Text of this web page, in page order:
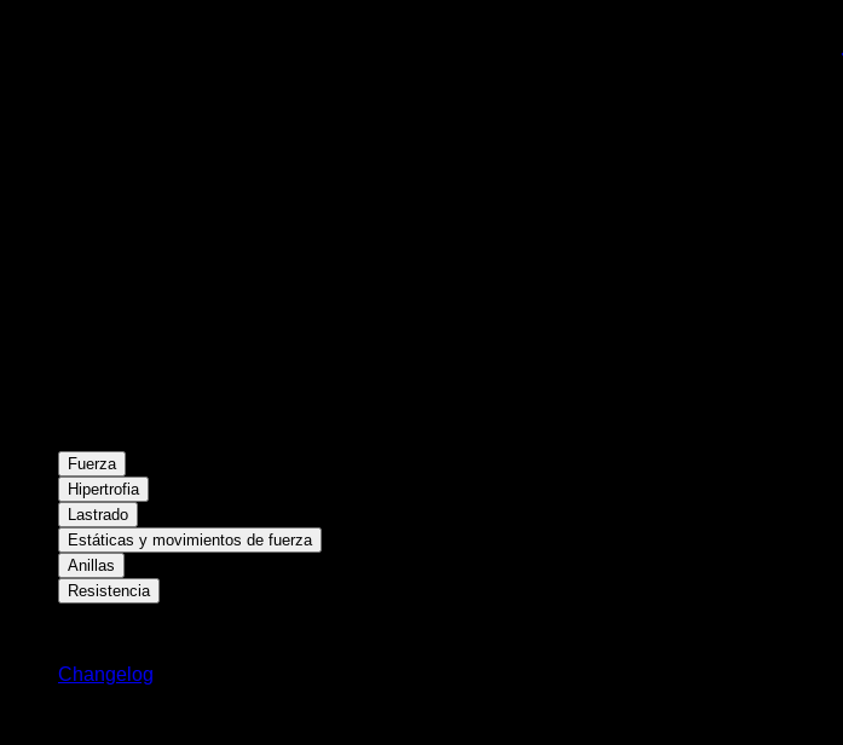
Fuerza
Hipertrofia
Lastrado
Estáticas y movimientos de fuerza
Anillas
Resistencia
Changelog